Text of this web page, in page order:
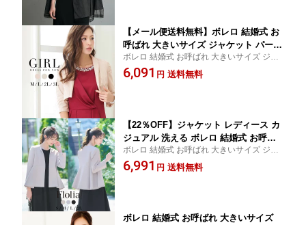
【メール便送料無料】ボレロ 結婚式 お
呼ばれ 大きいサイズ ジャケット パーテ
ィーボレロ パーティボレロ 結婚式ボレ
ロ ジャケットボレロ 二次会 羽織物 フ
ボレロ 結婚式 お呼ばれ 大きいサイズ ジャ
ケット コレットジャケットボレロ S M L LL
XL 2L 3L ブラック 黒 ベージュ 大人
6,091 円 送料無料
【22％OFF】ジャケット レディース カ
ジュアル 洗える ボレロ 結婚式 お呼ば
れ 大きいサイズ パーティーボレロ パー
ティボレロ 二次会 フォーマル ビジネス
ボレロ 結婚式 お呼ばれ 大きいサイズ ジャ
ケット S M L LL XL 2L 3L 20代 30代 40代 5
0代 送料無料 ベージュ グレージュ ブラック
6,991 円 送料無料
ボレロ 結婚式 お呼ばれ 大きいサイズ